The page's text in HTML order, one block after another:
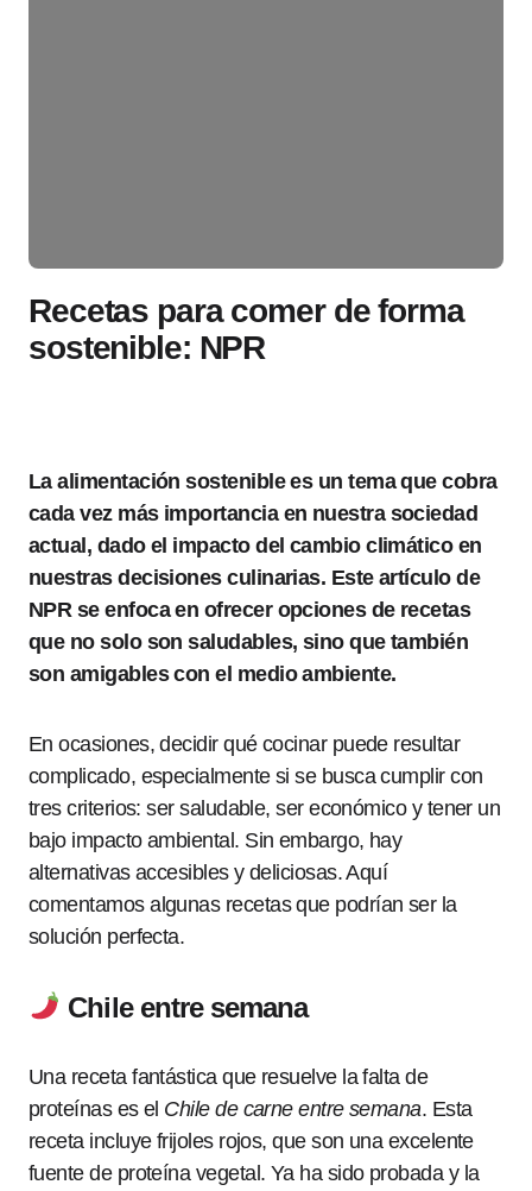
Recetas para comer de forma
sostenible: NPR
La alimentación sostenible es un tema que cobra
cada vez más importancia en nuestra sociedad
actual, dado el impacto del cambio climático en
nuestras decisiones culinarias. Este artículo de
NPR se enfoca en ofrecer opciones de recetas
que no solo son saludables, sino que también
son amigables con el medio ambiente.
En ocasiones, decidir qué cocinar puede resultar
complicado, especialmente si se busca cumplir con
tres criterios: ser saludable, ser económico y tener un
bajo impacto ambiental. Sin embargo, hay
alternativas accesibles y deliciosas. Aquí
comentamos algunas recetas que podrían ser la
solución perfecta.
Chile entre semana
Una receta fantástica que resuelve la falta de
proteínas es el Chile de carne entre semana. Esta
receta incluye frijoles rojos, que son una excelente
fuente de proteína vegetal. Ya ha sido probada y la